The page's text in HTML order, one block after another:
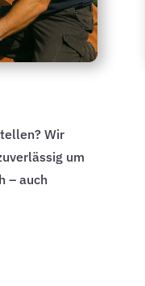
Wir
um
– auch